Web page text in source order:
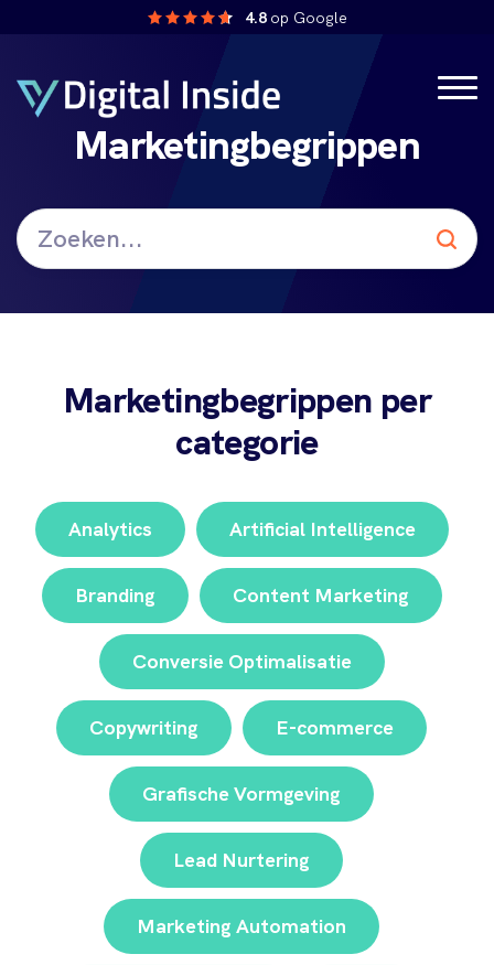
4.8 op Google
Marketingbegrippen
Marketingbegrippen per
categorie
Analytics Artificial Intelligence
Branding Content Marketing
Conversie Optimalisatie
Copywriting E-commerce
Grafische Vormgeving
Lead Nurtering
Marketing Automation